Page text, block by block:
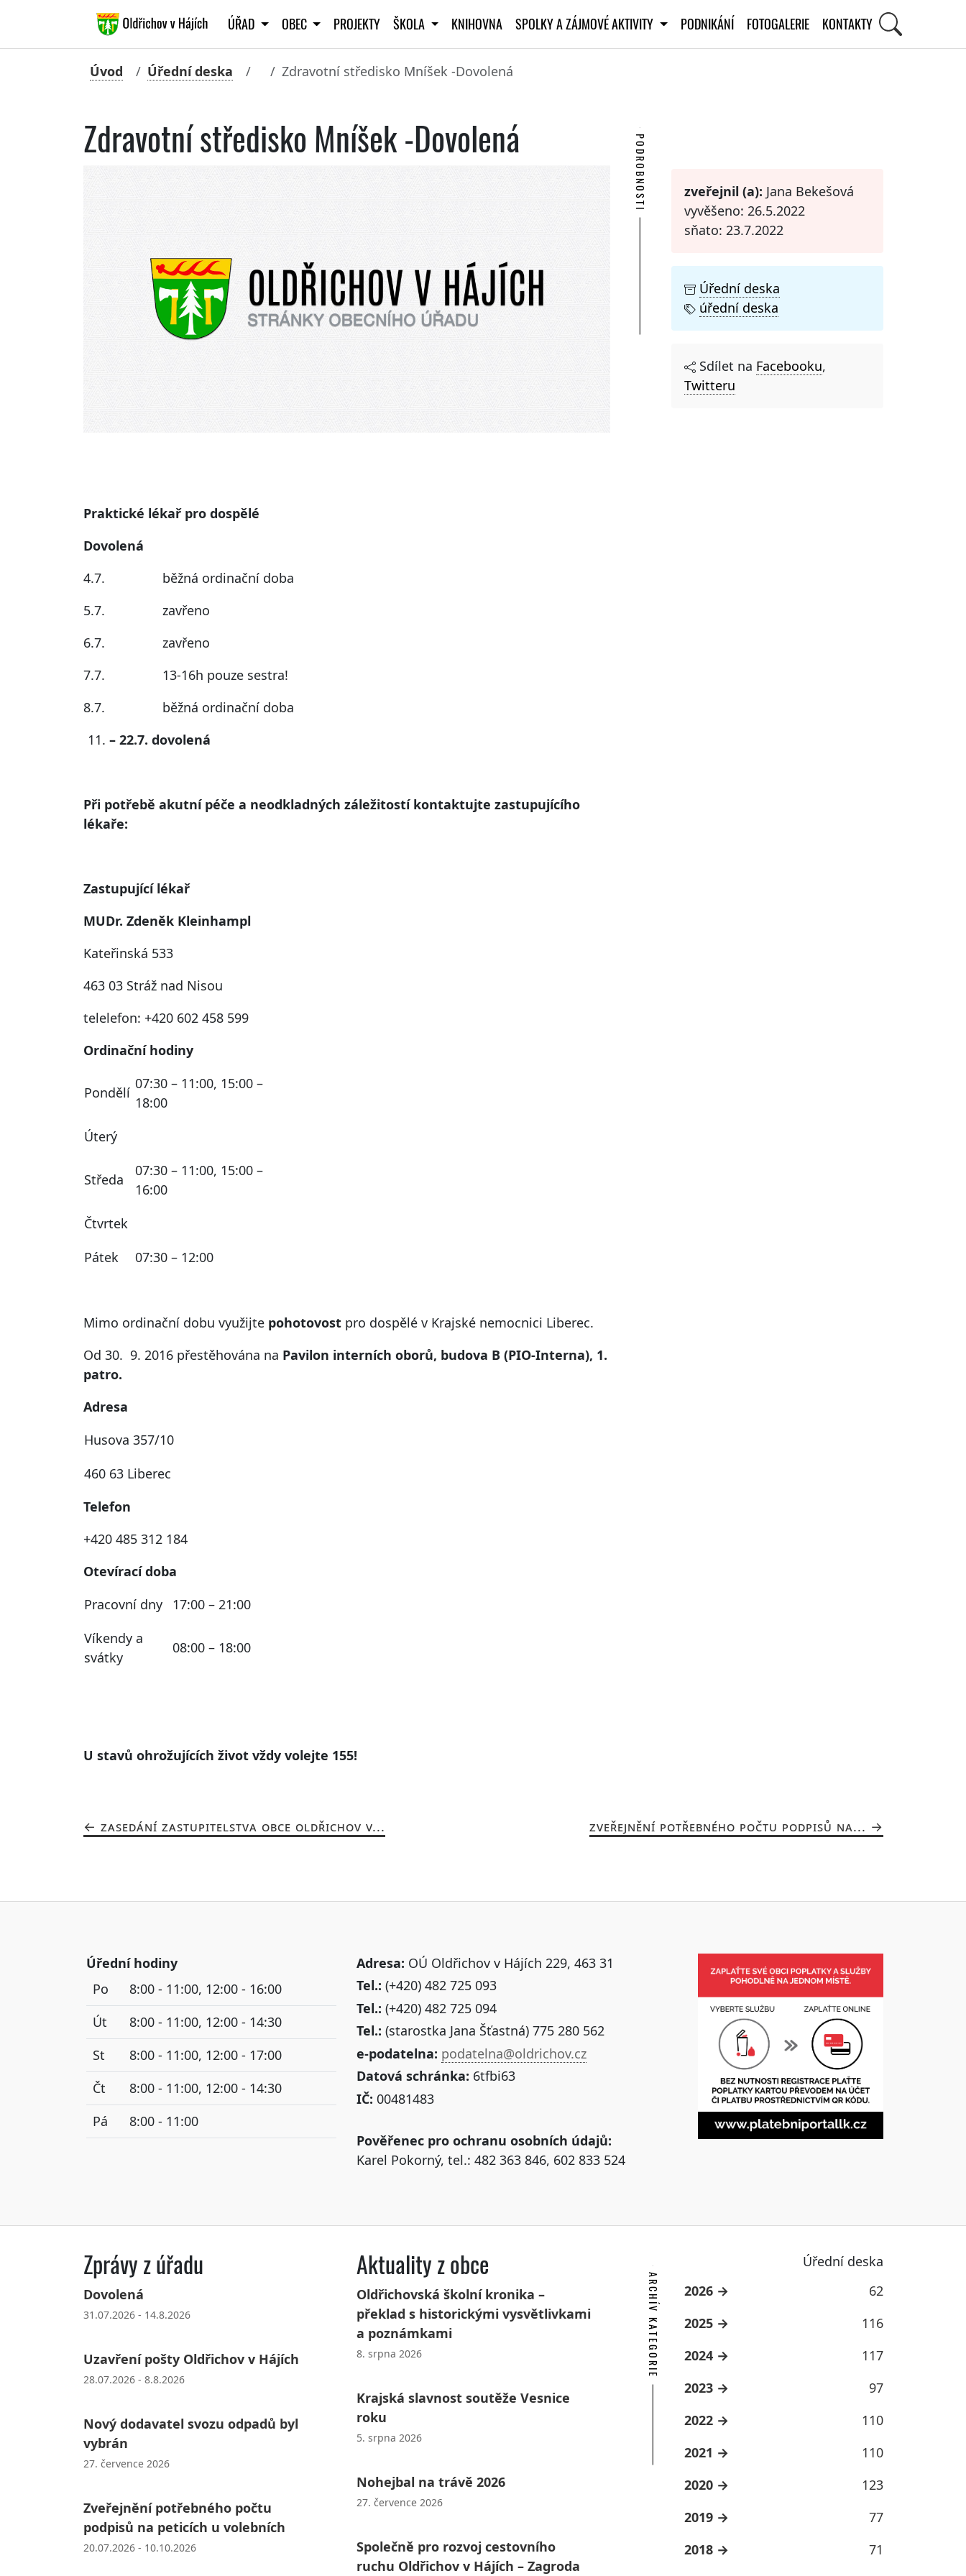
ÚŘAD OBEC PROJEKTY ŠKOLA KNIHOVNA SPOLKY A ZÁJMOVÉ AKTIVITY PODNIKÁNÍ FOTOGALERIE KONTAKTY
Úvod Úřední deska Zdravotní středisko Mníšek -Dovolená
Zdravotní středisko Mníšek -Dovolená
Praktické lékař pro dospělé
Dovolená
4.7. běžná ordinační doba
5.7. zavřeno
6.7. zavřeno
7.7. 13-16h pouze sestra!
8.7. běžná ordinační doba
– 22.7. dovolená
Při potřebě akutní péče a neodkladných záležitostí kontaktujte zastupujícího
lékaře:
Zastupující lékař
MUDr. Zdeněk Kleinhampl
Kateřinská 533
463 03 Stráž nad Nisou
telelefon: +420 602 458 599
Ordinační hodiny
Pondělí
07:30 – 11:00, 15:00 –
18:00
Úterý
Středa
07:30 – 11:00, 15:00 –
16:00
Čtvrtek
Pátek
07:30 – 12:00
Mimo ordinační dobu využijte pohotovostpro dospělé v Krajské nemocnici Liberec.
Od 30. 9. 2016 přestěhována na Pavilon interních oborů, budova B (PIO-Interna), 1.
patro.
Adresa
Husova 357/10
460 63 Liberec
Telefon
+420 485 312 184
Otevírací doba
Pracovní dny
17:00 – 21:00
Víkendy a
svátky
08:00 – 18:00
U stavů ohrožujících život vždy volejte 155!
PODROBNOSTI zveřejnil (a): Jana Bekešová
vyvěšeno: 26.5.2022
sňato: 23.7.2022
Úřední deska
úřední deska
Sdílet na Facebooku,
Twitteru
ZASEDÁNÍ ZASTUPITELSTVA OBCE OLDŘICHOV V... ZVEŘEJNĚNÍ POTŘEBNÉHO POČTU PODPISŮ NA...
Úřední hodiny
Po
8:00 - 11:00, 12:00 - 16:00
Út
8:00 - 11:00, 12:00 - 14:30
St
8:00 - 11:00, 12:00 - 17:00
Čt
8:00 - 11:00, 12:00 - 14:30
Pá
8:00 - 11:00
Adresa: OÚ Oldřichov v Hájích 229, 463 31
Tel.: (+420) 482 725 093
Tel.: (+420) 482 725 094
Tel.: (starostka Jana Šťastná) 775 280 562
e-podatelna: podatelna@oldrichov.cz
Datová schránka: 6tfbi63
IČ: 00481483
Pověřenec pro ochranu osobních údajů:
Karel Pokorný, tel.: 482 363 846, 602 833 524
Zprávy z úřadu
Dovolená
31.07.2026 - 14.8.2026
Uzavření pošty Oldřichov v Hájích
28.07.2026 - 8.8.2026
Nový dodavatel svozu odpadů byl
vybrán
27. července 2026
Zveřejnění potřebného počtu
podpisů na peticích u volebních
20.07.2026 - 10.10.2026
Aktuality z obce
Oldřichovská školní kronika –
překlad s historickými vysvětlivkami
a poznámkami
8. srpna 2026
Krajská slavnost soutěže Vesnice
roku
5. srpna 2026
Nohejbal na trávě 2026
27. července 2026
Společně pro rozvoj cestovního
ruchu Oldřichov v Hájích – Zagroda
Úřední deska
ARCHÍV KATEGORIE 2026
62
2025
116
2024
117
2023
97
2022
110
2021
110
2020
123
2019
77
2018
71